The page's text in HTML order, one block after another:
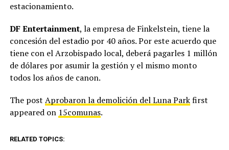
estacionamiento.
DF Entertainment, la empresa de Finkelstein, tiene la
concesión del estadio por 40 años. Por este acuerdo que
tiene con el Arzobispado local, deberá pagarles 1 millón
de dólares por asumir la gestión y el mismo monto
todos los años de canon.
The post Aprobaron la demolición del Luna Parkfirst
appeared on 15comunas.
RELATED TOPICS: